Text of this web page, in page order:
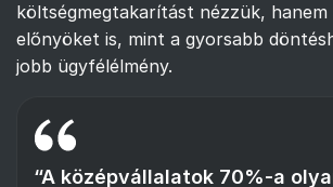
költségmegtakarítást nézzük,
előnyöket is, mint a gyorsabb
jobb ügyfélélmény.
“A középvállalatok 70%-a